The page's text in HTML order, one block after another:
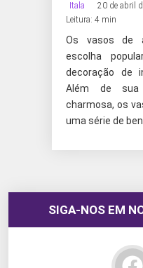
Itala 20 de abril
Leitura: 4 min
Os vasos de
escolha
decoração de
Além de
charmosa, os
uma série de
SIGA-NOS EM